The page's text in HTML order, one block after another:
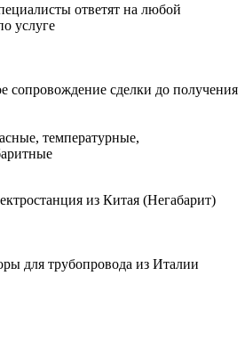
ответят на любой
услуге
сопровождение сделки до получения
температурные,
из Китая (Негабарит)
для трубопровода из Италии